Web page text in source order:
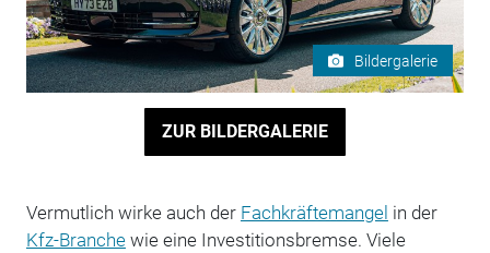
Bildergalerie
ZUR BILDERGALERIE
Vermutlich wirke auch der Fachkräftemangel in der
Kfz-Branchewie eine Investitionsbremse. Viele